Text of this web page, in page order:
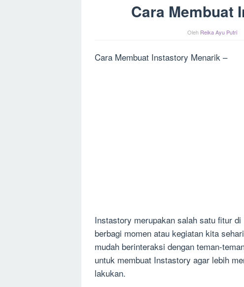
Cara Membuat
Oleh Reika Ayu Putri
Cara Membuat Instastory Menarik –
Instastory merupakan salah satu fitur
berbagi momen atau kegiatan kita
mudah berinteraksi dengan teman-
untuk membuat Instastory agar lebih
lakukan.